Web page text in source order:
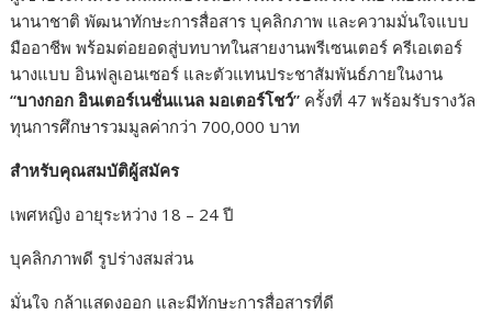
นานาชาติ พัฒนาทักษะการสื่อสาร บุคลิกภาพ และความมั่นใจแบบ
มืออาชีพ พร้อมต่อยอดสู่บทบาทในสายงานพรีเซนเตอร์ ครีเอเตอร์
นางแบบ อินฟลูเอนเซอร์ และตัวแทนประชาสัมพันธ์ภายในงาน
“บางกอก อินเตอร์เนชั่นแนล มอเตอร์โชว์” ครั้งที่ 47 พร้อมรับรางวัล
ทุนการศึกษารวมมูลค่ากว่า 700,000 บาท
สำหรับคุณสมบัติผู้สมัคร
เพศหญิง อายุระหว่าง 18 – 24 ปี
บุคลิกภาพดี รูปร่างสมส่วน
มั่นใจ กล้าแสดงออก และมีทักษะการสื่อสารที่ดี